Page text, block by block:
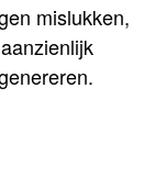
mislukken,